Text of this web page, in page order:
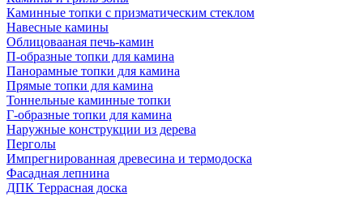
Каминные топки с призматическим стеклом
Навесные камины
Облицовааная печь-камин
П-образные топки для камина
Панорамные топки для камина
Прямые топки для камина
Тоннельные каминные топки
Г-образные топки для камина
Наружные конструкции из дерева
Перголы
Импрегнированная древесина и термодоска
Фасадная лепнина
ДПК Террасная доска